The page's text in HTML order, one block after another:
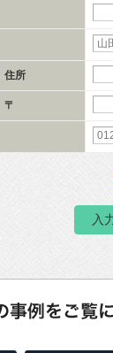
住所
〒
入